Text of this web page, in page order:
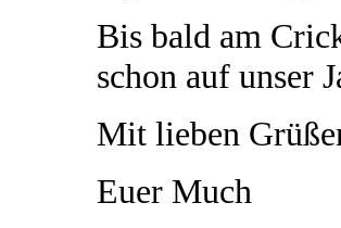
Bis bald am
schon auf unser
Mit lieben
Euer Much